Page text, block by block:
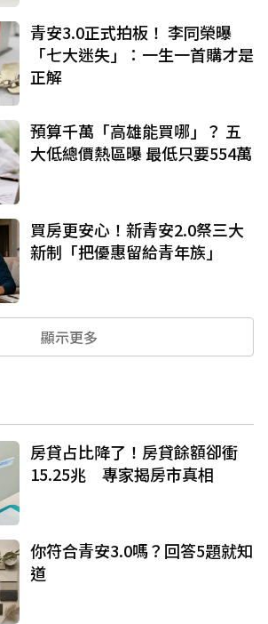
青安3.0正式拍板！ 李同榮曝
「七大迷失」：一生一首購才是
正解
預算千萬「高雄能買哪」？ 五
大低總價熱區曝 最低只要554萬
買房更安心！新青安2.0祭三大
新制「把優惠留給青年族」
顯示更多
房貸占比降了！房貸餘額卻衝
15.25兆 專家揭房市真相
你符合青安3.0嗎？回答5題就知
道